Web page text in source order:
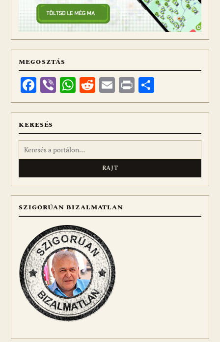
MEGOSZTÁS
Facebook
ViberWhatsApp
Reddit
Email
Print
meg
KERESÉS
Keresés:
SZIGORÚAN BIZALMATLAN